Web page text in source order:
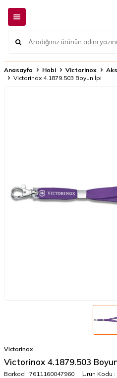
Anasayfa Hobi Victorinox
​Victorinox 4.1879.503 Boyun İpi
Victorinox
​Victorinox 4.1879.503
Barkod : 7611160047960 Ürün Kodu :